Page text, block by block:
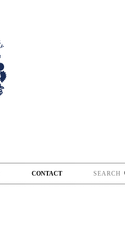
CONTACT